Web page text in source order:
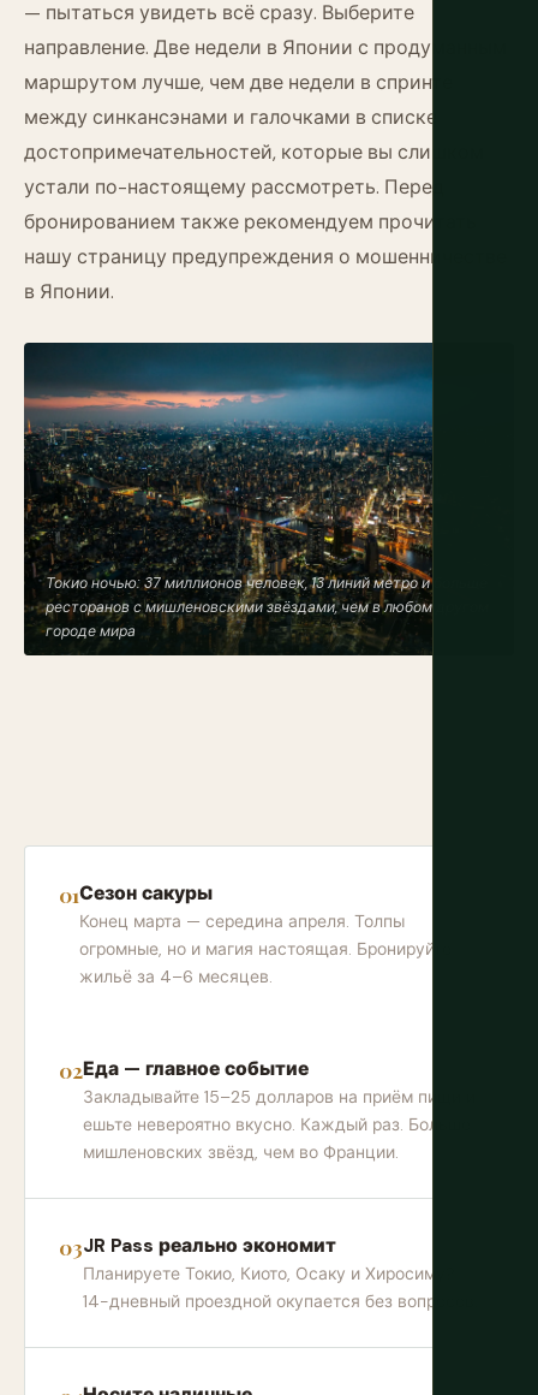
— пытаться увидеть всё сразу. Выберите
направление. Две недели в Японии с продуманным
маршрутом лучше, чем две недели в спринте
между синкансэнами и галочками в списке
достопримечательностей, которые вы слишком
устали по-настоящему рассмотреть. Перед
бронированием также рекомендуем прочитать
нашу страницу предупреждения о мошенничестве
в Японии.
Токио ночью: 37 миллионов человек, 13 линий метро и больше
ресторанов с мишленовскими звёздами, чем в любом другом
городе мира
Сезон сакуры
Конец марта — середина апреля. Толпы
огромные, но и магия настоящая. Бронируйте
жильё за 4–6 месяцев.
Еда — главное событие
Закладывайте 15–25 долларов на приём пищи и
ешьте невероятно вкусно. Каждый раз. Больше
мишленовских звёзд, чем во Франции.
JR Pass реально экономит
Планируете Токио, Киото, Осаку и Хиросиму?
14-дневный проездной окупается без вопросов.